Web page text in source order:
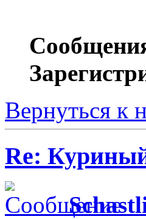
Вернуться к
Re: